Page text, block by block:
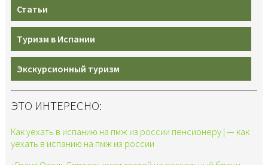
Статьи
Туризм в Испании
Экскурсионный туризм
ЭТО ИНТЕРЕСНО:
Как уехать в испанию на пмж из россии пенсионеру | — как
уехать в испанию на пмж из россии